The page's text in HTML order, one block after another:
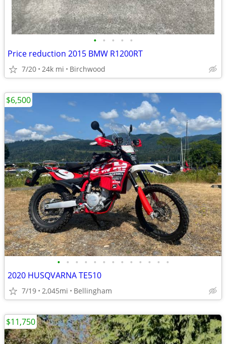
• • • • •
Price reduction 2015 BMW R1200RT
7/20 24k mi Birchwood
• • • • • • • • • • • • •
2020 HUSQVARNA TE510
7/19 2,045mi Bellingham
$6,500
$11,750